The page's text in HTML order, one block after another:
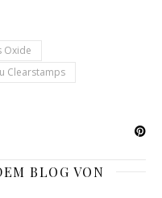
Oxide
Clearstamps
BLOG VON